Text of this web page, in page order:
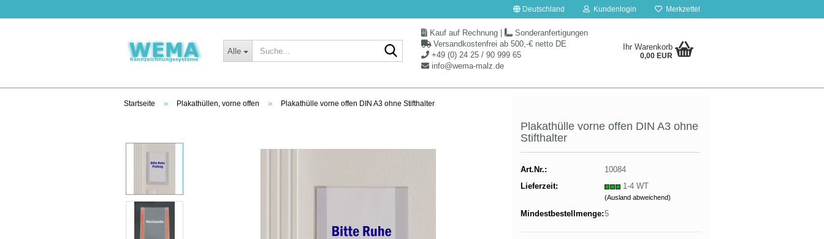
Deutschland Kundenlogin Merkzettel
Alle
Suche...
Kauf auf Rechnung
Sonderanfertigungen
Versandkostenfrei ab 500,-€ netto DE
+49 (0) 24 25 / 90 999 65
info@wema-malz.de
Ihr Warenkorb
0,00 EUR
Startseite » Plakathüllen, vorne offen » Plakathülle vorne offen DIN A3 ohne Stifthalter
Plakathülle vorne offen DIN A3 ohne
Stifthalter
Art.Nr.:
10084
Lieferzeit:
1-4 WT
(Ausland abweichend)
Mindestbestellmenge:5